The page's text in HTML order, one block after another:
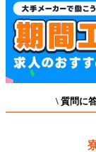
\ 質問に